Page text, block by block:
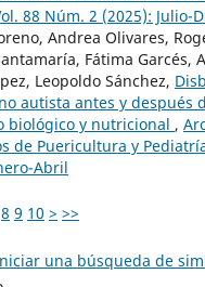
88 Núm. 2 (2025): Julio-
Andrea Olivares,
Fátima Garcés,
Leopoldo Sánchez,
autista antes y después
biológico y nutricional ,
de Puericultura y
Abril
8 9 10 > >>
una búsqueda de